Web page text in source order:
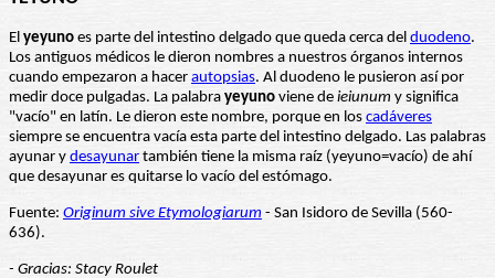
El yeyuno es parte del intestino delgado que queda cerca del duodeno.
Los antiguos médicos le dieron nombres a nuestros órganos internos
cuando empezaron a hacer autopsias. Al duodeno le pusieron así por
medir doce pulgadas. La palabra yeyuno viene de ieiunum y significa
"vacío" en latín. Le dieron este nombre, porque en los cadáveres
siempre se encuentra vacía esta parte del intestino delgado. Las palabras
ayunar y desayunar también tiene la misma raíz (yeyuno=vacío) de ahí
que desayunar es quitarse lo vacío del estómago.
Fuente: Originum sive Etymologiarum - San Isidoro de Sevilla (560-
636).
- Gracias: Stacy Roulet